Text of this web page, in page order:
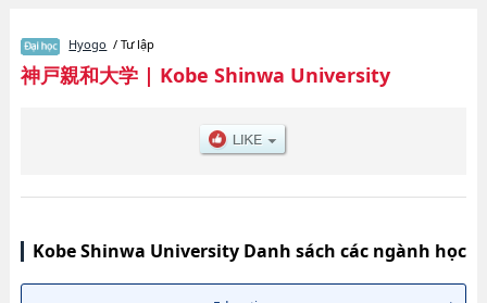
tin cần thiết dành cho du học sinh, như là về các Ngành
EducationhoặcNgành LiteraturehoặcNgành Psychology (Scheduled to be
established in April 2027), thông tin về từng ngành học, thông tin liên quan
thiết bị, hướng dẫn địa điểm v.v...
Hyogo / Tư lập
神戸親和大学| Kobe Shinwa University
Kobe Shinwa University Danh sách các ngành học